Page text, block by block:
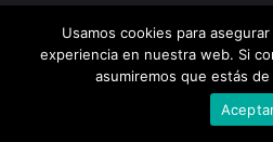
Designed by
POLÍTICA DE PRIVACIDAD |
© Recreación de
Usamos cookies para
experiencia en nuestra web. Si
asumiremos que estás